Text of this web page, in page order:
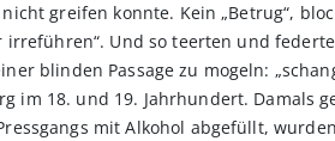
greifen konnte. Kein „Betrug“,
Und so teerten und
blinden Passage zu mogeln:
im 18. und 19. Jahrhundert. Damals
mit Alkohol abgefüllt,